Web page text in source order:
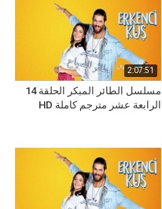
2:07:51
مسلسل الطائر المبكر الحلقة 14
الرابعة عشر مترجم كاملة HD